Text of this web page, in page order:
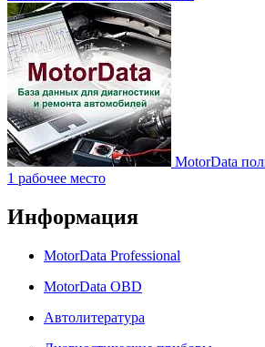
MotorData
1 рабочее место
Информация
MotorData Professional
MotorData OBD
Автолитература